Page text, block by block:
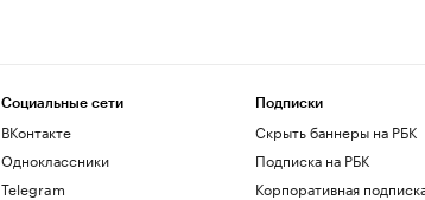
Социальные сети
ВКонтакте
Одноклассники
Telegram
Подписки
Скрыть баннеры на РБК
Подписка на РБК
Корпоративная